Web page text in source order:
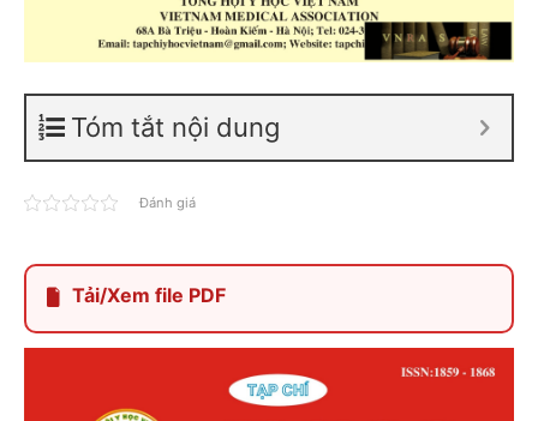
Tóm tắt nội dung
Đánh giá
Tải/Xem file PDF